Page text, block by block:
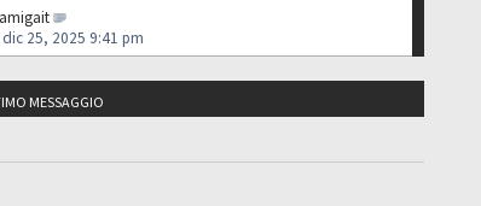
amigait
25, 2025 9:41 pm
MESSAGGIO